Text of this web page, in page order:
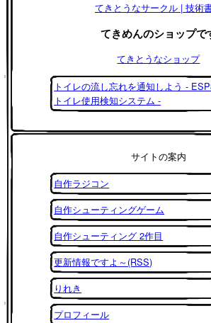
てきとうなサークル | 技術
てきめんのショップで
てきとうなショップ
トイレの流し忘れを通知しよう -
トイレ使用検知システム -
サイトの案内
自作ラジコン
自作シューティングゲーム
自作シューティング 2作目
更新情報ですよ～(RSS)
りれき
プロフィール